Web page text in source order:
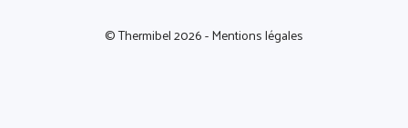
© Thermibel 2026 -Mentions légales